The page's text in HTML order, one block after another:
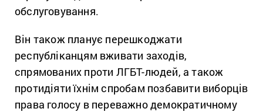
обслуговування.
Він також планує перешкоджати
республіканцям вживати заходів,
спрямованих проти ЛГБТ-людей, а також
протидіяти їхнім спробам позбавити виборців
права голосу в переважно демократичному